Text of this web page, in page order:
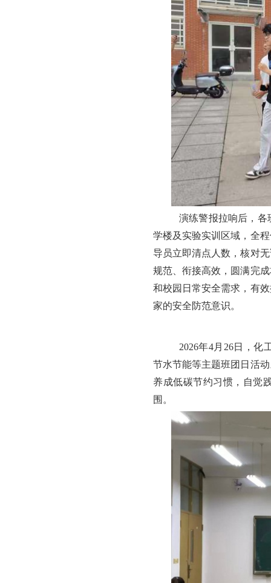
演练警报拉响后，各
学楼及实验实训区域，全
导员立即清点人数，核对
规范、衔接高效，圆满完
和校园日常安全需求，有
家的安全防范意识。
2026年4月26日，化
节水节能等主题班团日活
养成低碳节约习惯，自觉
围。